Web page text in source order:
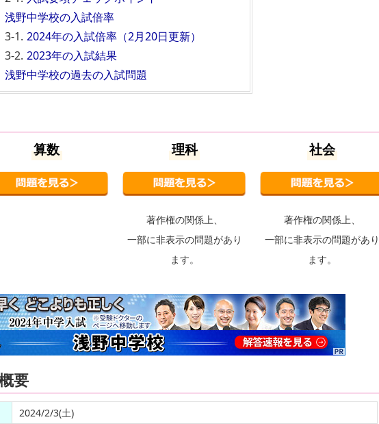
浅野中学校の入試倍率
2024年の入試倍率（2月20日更新）
2023年の入試結果
浅野中学校の過去の入試問題
算数 理科
著作権の関係上、
一部に非表示の問題があり
ます。
社会
著作権の関係上、
一部に非表示の問題があり
ます。
要
2024/2/3(土)